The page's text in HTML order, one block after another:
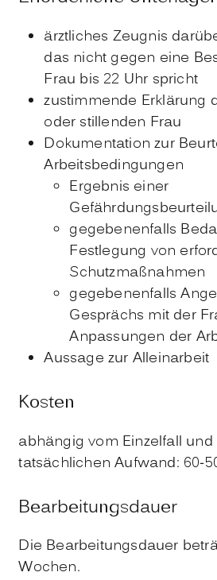
ärztliches Zeugnis
das nicht gegen eine
Frau bis 22 Uhr spricht
zustimmende Erklärung
oder stillenden Frau
Dokumentation zur
Arbeitsbedingungen
Ergebnis einer
gegebenenfalls
Festlegung von
Schutzmaßnahmen
gegebenenfalls
Gesprächs mit der
Anpassungen der
Aussage zur Alleinarbeit
Kosten
abhängig vom Einzelfall
tatsächlichen Aufwand: 60-
Bearbeitungsdauer
Die Bearbeitungsdauer
Wochen.